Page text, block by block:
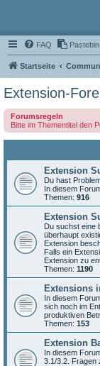
FAQ Pastebin
Startseite
Extension-
Forumsregeln
Bitte im Thementitel den
Extension
Du hast
In diesem
Themen: 916
Extension
Du suchst eine
überhaupt
Extension
Falls ein
Extension zu
Themen: 1190
Extensions
In diesem
sich noch im
produktiven
Themen: 153
Extension
In diesem
3.1/3.2. Fragen